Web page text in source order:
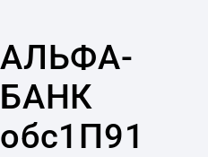
АЛЬФА-
БАНК
обс1П91